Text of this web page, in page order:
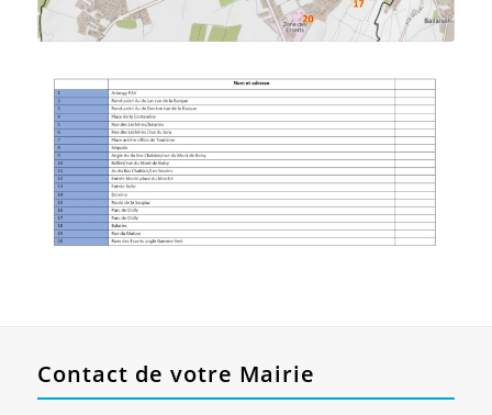
Contact de votre Mairie